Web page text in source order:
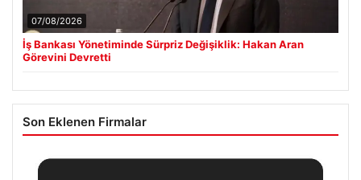
07/08/2026
İş Bankası Yönetiminde Sürpriz Değişiklik: Hakan Aran
Görevini Devretti
Son Eklenen Firmalar